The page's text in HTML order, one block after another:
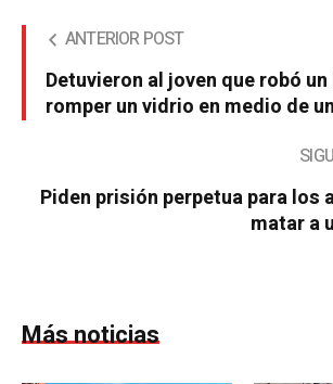
ANTERIOR POST
Detuvieron al joven que robó
romper un vidrio en medio de
Piden prisión perpetua para los
matar a
Más noticias